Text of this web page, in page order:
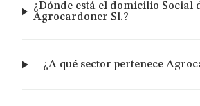
¿Dónde está el domicilio Social
Agrocardoner Sl.?
¿A qué sector pertenece